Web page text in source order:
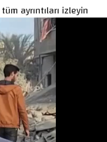
ayrıntıları izleyin